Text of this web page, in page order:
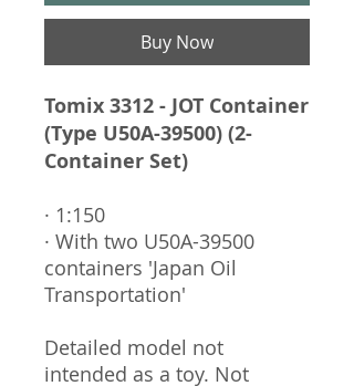
Buy Now
Tomix 3312 - JOT Container
(Type U50A-39500) (2-
Container Set)
· 1:150
· With two U50A-39500
containers 'Japan Oil
Transportation'
Detailed model not
intended as a toy. Not